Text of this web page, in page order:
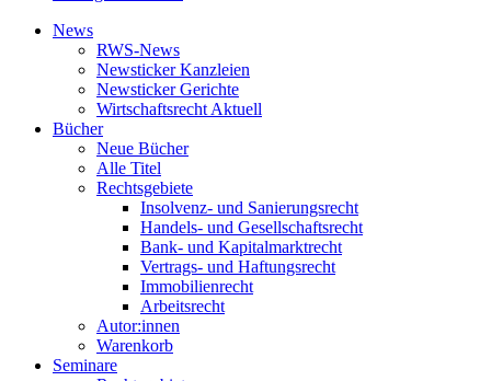
News
RWS-News
Newsticker Kanzleien
Newsticker Gerichte
Wirtschaftsrecht Aktuell
Bücher
Neue Bücher
Alle Titel
Rechtsgebiete
Insolvenz- und Sanierungsrecht
Handels- und Gesellschaftsrecht
Bank- und Kapitalmarktrecht
Vertrags- und Haftungsrecht
Immobilienrecht
Arbeitsrecht
Autor:innen
Warenkorb
Seminare